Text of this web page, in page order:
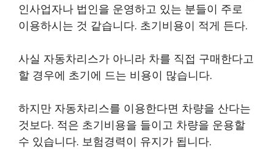
인사업자나 법인을 운영하고 있는 분들이 주로
이용하시는 것 같습니다. 초기비용이 적게 든다.
사실 자동차리스가 아니라 차를 직접 구매한다고
할 경우에 초기에 드는 비용이 많습니다.
하지만 자동차리스를 이용한다면 차량을 산다는
것보다. 적은 초기비용을 들이고 차량을 운용할
수 있습니다. 보험경력이 유지가 됩니다.